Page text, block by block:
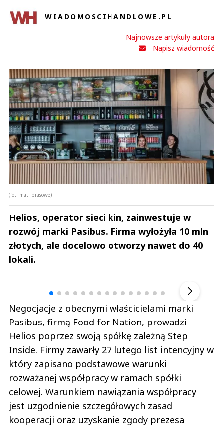
WIADOMOSCIHANDLOWE.PL
Najnowsze artykuły autora
Napisz wiadomość
(fot. mat. prasowe)
Helios, operator sieci kin, zainwestuje w
rozwój marki Pasibus. Firma wyłożyła 10 mln
złotych, ale docelowo otworzy nawet do 40
lokali.
Negocjacje z obecnymi właścicielami marki
Pasibus, firmą Food for Nation, prowadzi
Helios poprzez swoją spółkę zależną Step
Inside. Firmy zawarły 27 lutego list intencyjny w
który zapisano podstawowe warunki
rozważanej współpracy w ramach spółki
celowej. Warunkiem nawiązania współpracy
jest uzgodnienie szczegółowych zasad
kooperacji oraz uzyskanie zgody prezesa